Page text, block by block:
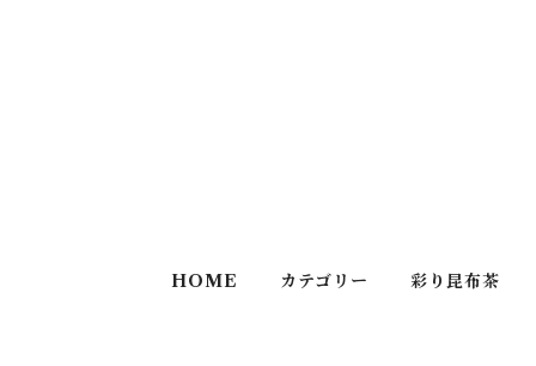
HOME カテゴリー 彩り昆布茶